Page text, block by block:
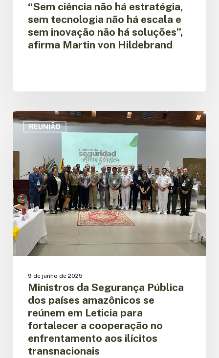
soluções”,
afirma
Martin
“Sem ciência não há estratégia,
sem tecnologia não há escala e
sem inovação não há soluções”,
afirma Martin von Hildebrand
REUNIÃO
Ministros
da
dos
países
amazônicos
se
reúnem
em
Leticia
para
fortalecer
a
enfrentamento
ilícitos
transnacionais
9 de junho de 2025
Ministros da Segurança Pública
dos países amazônicos se
reúnem em Leticia para
fortalecer a cooperação no
enfrentamento aos ilícitos
transnacionais